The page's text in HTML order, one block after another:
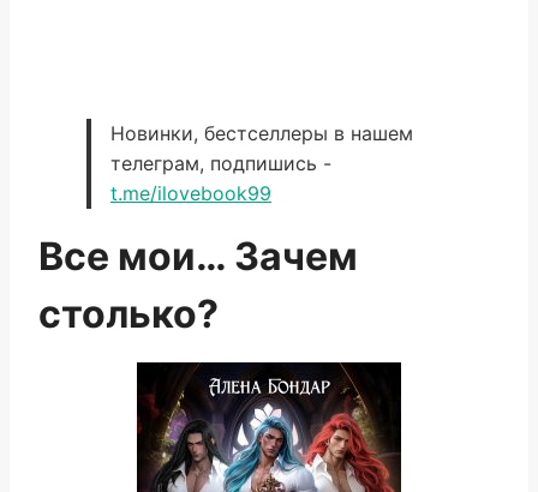
Новинки, бестселлеры в нашем
телеграм, подпишись -
t.me/ilovebook99
Все мои… Зачем
столько?